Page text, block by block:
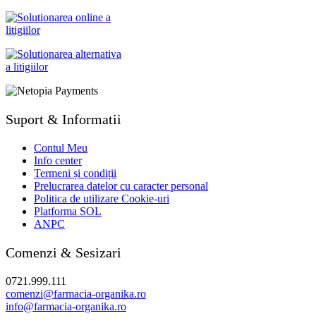
Suport & Informatii
Contul Meu
Info center
Termeni și condiții
Prelucrarea datelor cu caracter personal
Politica de utilizare Cookie-uri
Platforma SOL
ANPC
Comenzi & Sesizari
0721.999.111
comenzi@farmacia-organika.ro
info@farmacia-organika.ro